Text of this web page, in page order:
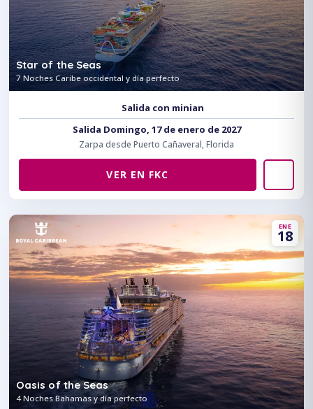
Star of the Seas
7 Noches Caribe occidental y día perfecto
Salida con minian
Salida Domingo, 17 de enero de 2027
Zarpa desde Puerto Cañaveral, Florida
VER EN FKC
ENE
18
Oasis of the Seas
4 Noches Bahamas y día perfecto